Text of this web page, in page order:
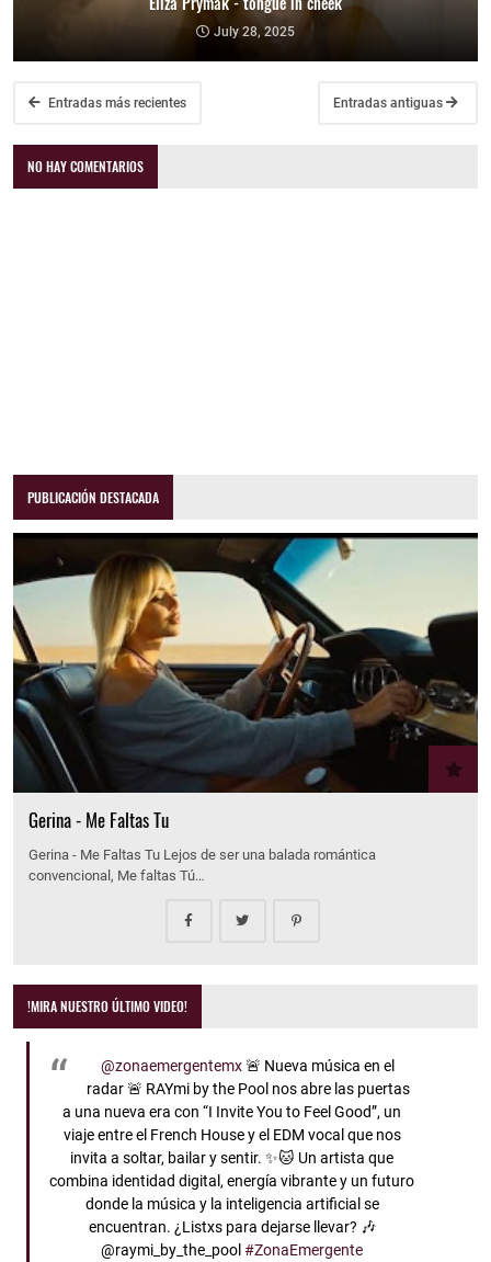
July 28, 2025
Entradas más recientes Entradas antiguas
NO HAY COMENTARIOS
PUBLICACIÓN DESTACADA
Gerina - Me Faltas Tu
Gerina - Me Faltas Tu Lejos de ser una balada romántica
convencional, Me faltas Tú…
!MIRA NUESTRO ÚLTIMO VIDEO!
@zonaemergentemx🚨 Nueva música en el
radar 🚨 RAYmi by the Pool nos abre las puertas
a una nueva era con “I Invite You to Feel Good”, un
viaje entre el French House y el EDM vocal que nos
invita a soltar, bailar y sentir. ✨🐱 Un artista que
combina identidad digital, energía vibrante y un futuro
donde la música y la inteligencia artificial se
encuentran. ¿Listxs para dejarse llevar? 🎶
@raymi_by_the_pool#ZonaEmergente